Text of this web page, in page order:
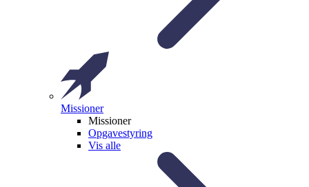
Missioner
Missioner
Opgavestyring
Vis alle